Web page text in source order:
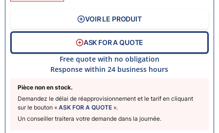
Pièce non en stock.
Demandez le délai de réapprovisionnement et le tarif en cliquant
sur le bouton « ASK FOR A QUOTE ».
Un conseiller traitera votre demande dans la journée.
VOIR LE PRODUIT
ASK FOR A QUOTE
Free quote with no obligation
Response within 24 business hours